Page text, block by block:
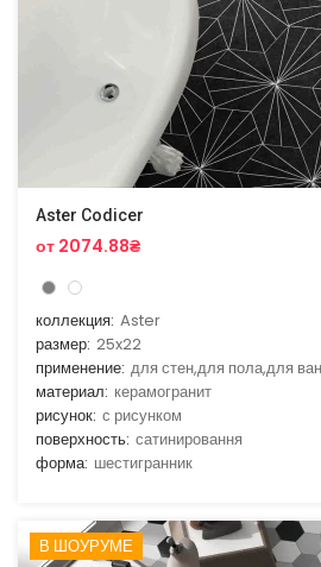
Aster Codicer
от 2074.88₴
коллекция: Aster
размер: 25x22
применение: для стен,для пола,для
материал: керамогранит
рисунок: с рисунком
поверхность: сатинировання
форма: шестигранник
В ШОУРУМЕ